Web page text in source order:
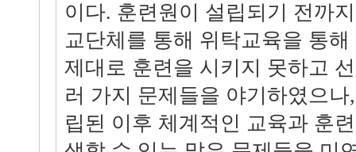
이다. 훈련원이 설립되기 전까
교단체를 통해 위탁교육을 통
제대로 훈련을 시키지 못하고
러 가지 문제들을 야기하였으
립된 이후 체계적인 교육과 훈